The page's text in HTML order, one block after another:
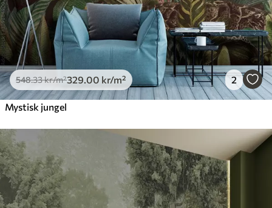
548.33kr/m²329 .00 kr/m² 2
Mystisk jungel